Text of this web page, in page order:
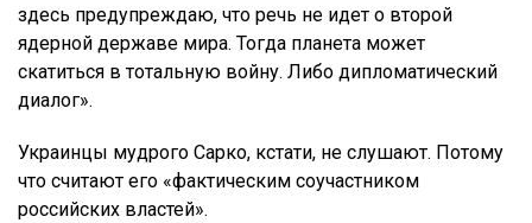
здесь предупреждаю, что речь не идет о второй
ядерной державе мира. Тогда планета может
скатиться в тотальную войну. Либо дипломатический
диалог».
Украинцы мудрого Сарко, кстати, не слушают. Потому
что считают его «фактическим соучастником
российских властей».